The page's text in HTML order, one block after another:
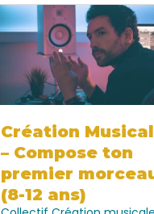
Création
– Compose ton
premier
(8-12 ans)